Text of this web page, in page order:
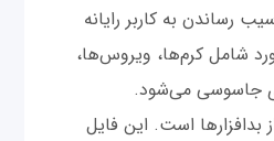
رساندن به کاربر رایانه
شامل کرم‌ها، ویروس‌ها،
جاسوسی می‌شود.
بدافزارها است. این فایل